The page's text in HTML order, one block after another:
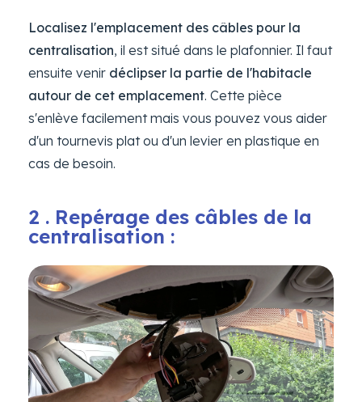
Localisez l'emplacement des câbles pour la
centralisation, il est situé dans le plafonnier. Il faut
ensuite venir déclipser la partie de l'habitacle
autour de cet emplacement. Cette pièce
s'enlève facilement mais vous pouvez vous aider
d'un tournevis plat ou d'un levier en plastique en
cas de besoin.
2 . Repérage des câbles de la
centralisation :